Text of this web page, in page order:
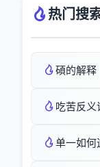
热门搜
碩的解释
吃苦反义
单一如何